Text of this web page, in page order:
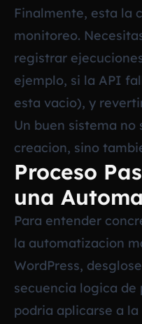
Finalmente, esta la
monitoreo.
registrar
ejemplo, si la API
esta vacio), y
Un buen sistema
creacion, sino
Proceso
una
Para entender
la automatizacion
WordPress,
secuencia logica de
podria aplicarse a